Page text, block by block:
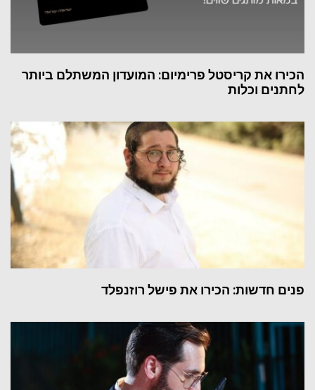
הכירו את קריסטל פרימיום: המועדון המשתלם ביותר
לחתנים וכלות
פנים חדשות: הכירו את פישל רוזנפלד